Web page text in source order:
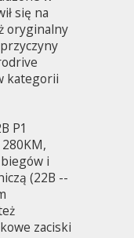
się na
oryginalny
kategorii
P1
i
(22B --
zaciski